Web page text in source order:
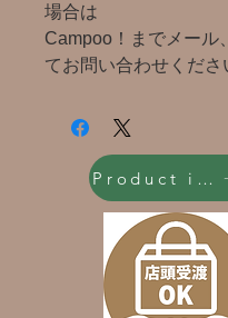
場合は
Campoo！までメール
てお問い合わせくださ
Product inquiry